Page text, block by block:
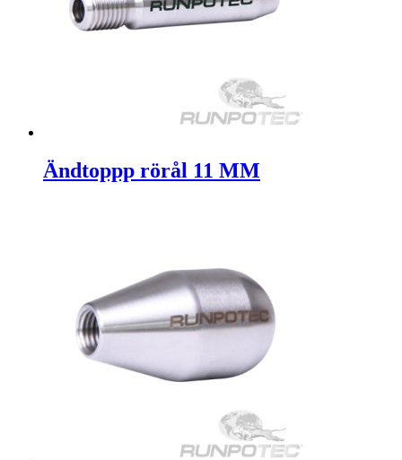
Ändtoppp rörål 11 MM